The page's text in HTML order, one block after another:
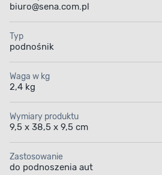
biuro@sena.com.pl
Typ
podnośnik
Waga w kg
2,4 kg
Wymiary produktu
9,5 x 38,5 x 9,5 cm
Zastosowanie
do podnoszenia aut